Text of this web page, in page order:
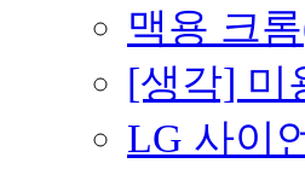
맥용 크
[생각] 미
LG 사이